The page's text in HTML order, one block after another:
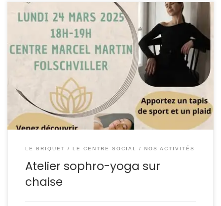
LE BRIQUET LE CENTRE SOCIAL NOS ACTIVITÉS
Atelier sophro-yoga sur
chaise